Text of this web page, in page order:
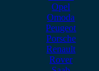
Opel
Omoda
Peugeot
Porsche
Renault
Rover